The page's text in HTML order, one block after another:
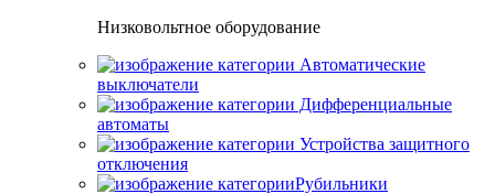
Низковольтное оборудование
Автоматические
выключатели
Дифференциальные
автоматы
Устройства защитного
отключения
Рубильники